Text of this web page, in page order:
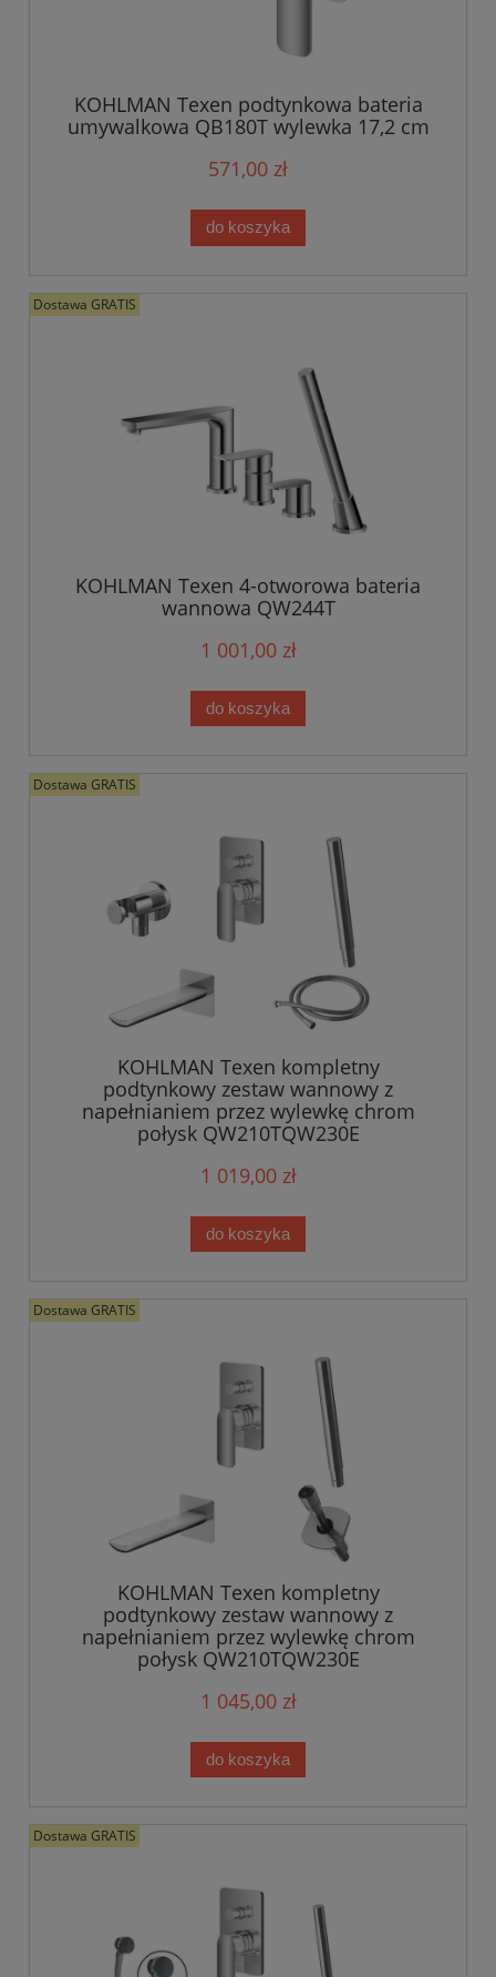
KOHLMAN Texen podtynkowa bateria
umywalkowa QB180T wylewka 17,2 cm
571,00 zł
do koszyka
KOHLMAN Texen 4-otworowa bateria
wannowa QW244T
1 001,00 zł
do koszyka
Dostawa GRATIS
KOHLMAN Texen kompletny
podtynkowy zestaw wannowy z
napełnianiem przez wylewkę chrom
połysk QW210TQW230E
1 019,00 zł
do koszyka
Dostawa GRATIS
KOHLMAN Texen kompletny
podtynkowy zestaw wannowy z
napełnianiem przez wylewkę chrom
połysk QW210TQW230E
1 045,00 zł
do koszyka
Dostawa GRATIS
Dostawa GRATIS